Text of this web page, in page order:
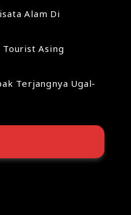
Alam Di
Tourist Asing
Terjangnya Ugal-